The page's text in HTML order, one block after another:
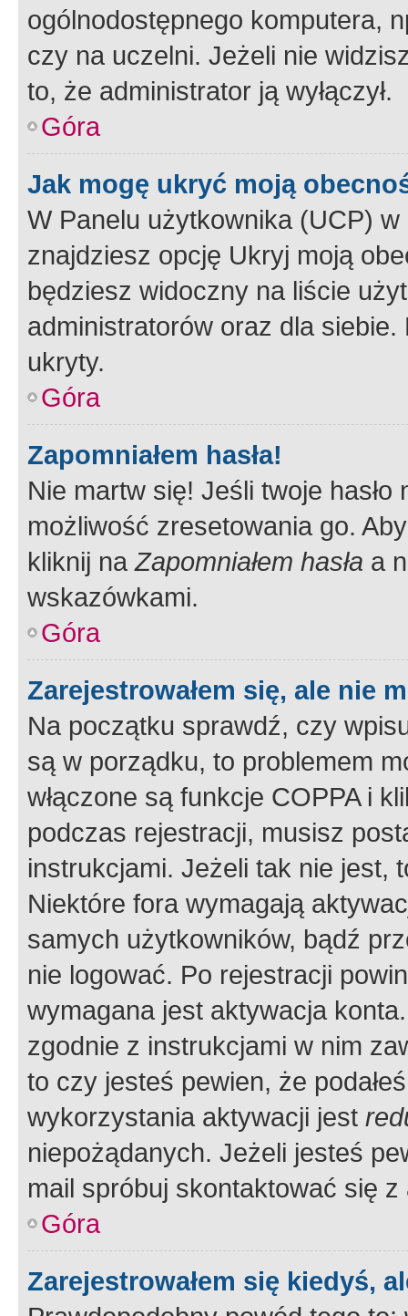
ogólnodostępnego komputera,
czy na uczelni. Jeżeli nie
to, że administrator ją wyłączył.
Góra
Jak mogę ukryć moją
W Panelu użytkownika (UCP) w
znajdziesz opcję Ukryj moją
będziesz widoczny na liście
administratorów oraz dla
ukryty.
Góra
Zapomniałem hasła!
Nie martw się! Jeśli twoje
możliwość zresetowania go.
kliknij naZapomniałem hasła a
wskazówkami.
Góra
Zarejestrowałem się, ale nie
Na początku sprawdź, czy
są w porządku, to problemem
włączone są funkcje COPPA i
podczas rejestracji, musisz
instrukcjami. Jeżeli tak nie jest,
Niektóre fora wymagają
samych użytkowników, bądź
nie logować. Po rejestracji
wymagana jest aktywacja
zgodnie z instrukcjami w nim
to czy jesteś pewien, że
wykorzystania aktywacji jest
niepożądanych. Jeżeli jesteś
mail spróbuj skontaktować się
Góra
Zarejestrowałem się kiedyś,